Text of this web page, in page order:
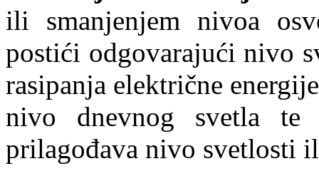
ili smanjenjem nivoa
postići odgovarajući nivo
rasipanja električne
nivo dnevnog svetla
prilagođava nivo svetlosti